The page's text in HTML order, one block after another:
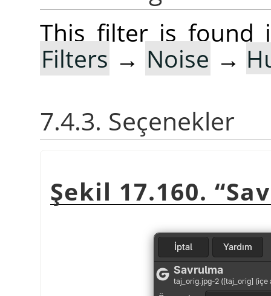
This filter is found
Filters → Noise →
7.4.3. Seçenekler
Şekil 17.160. “